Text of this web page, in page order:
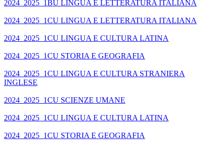
2024_2025_1BU LINGUA E LETTERATURA ITALIANA
2024_2025_1CU LINGUA E LETTERATURA ITALIANA
2024_2025_1CU LINGUA E CULTURA LATINA
2024_2025_1CU STORIA E GEOGRAFIA
2024_2025_1CU LINGUA E CULTURA STRANIERA
INGLESE
2024_2025_1CU SCIENZE UMANE
2024_2025_1CU LINGUA E CULTURA LATINA
2024_2025_1CU STORIA E GEOGRAFIA